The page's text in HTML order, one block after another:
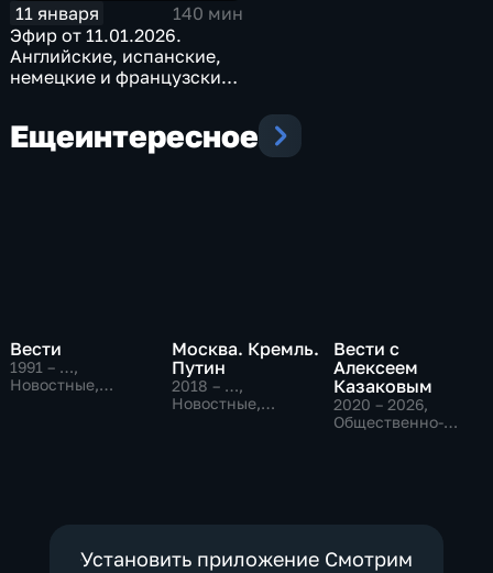
11 января
140 мин
Эфир от 11.01.2026.
Английские, испанские,
немецкие и французские
Ещеинтересное
Вести
1991 – …,
Новостные,
Москва. Кремль.
Путин
2018 – …,
Новостные,
Вести с
Алексеем
Казаковым
2020 – 2026,
Общественно-
Установить приложение Смотрим